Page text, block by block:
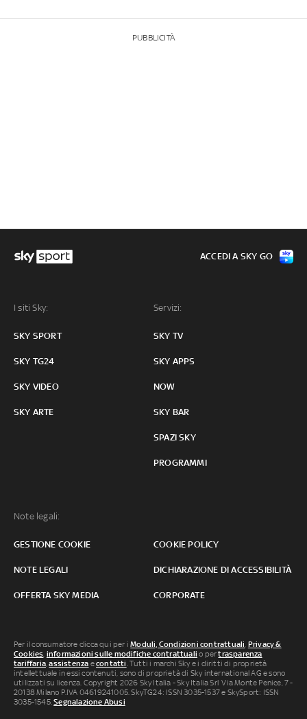
PUBBLICITÀ
I siti Sky:
SKY SPORT
SKY TG24
SKY VIDEO
SKY ARTE
Servizi:
SKY TV
SKY APPS
NOW
SKY BAR
SPAZI SKY
PROGRAMMI
Note legali:
GESTIONE COOKIE COOKIE POLICY
NOTE LEGALI DICHIARAZIONE DI ACCESSIBILITÀ
OFFERTA SKY MEDIA CORPORATE
ACCEDI A SKY GO
Per il consumatore clicca qui per iModuli, Condizioni contrattuali Privacy &
Cookies informazioni sulle modifiche contrattuali o pertrasparenza
tariffaria ,assistenza econtatti . Tutti i marchi Sky e i diritti di proprietà
intellettuale in essi contenuti, sono di proprietà di Sky international AG e sono
utilizzati su licenza. Copyright 2026 Sky Italia - Sky Italia Srl Via Monte Penice, 7 -
20138 Milano P.IVA 04619241005. SkyTG24: ISSN 3035-1537 e SkySport: ISSN
3035-1545.Segnalazione Abusi